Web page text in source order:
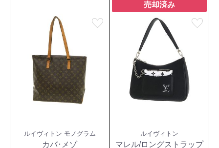
favorite
ルイヴィトン モノグラム
カバ･メゾ
売却済み
favorite
ルイヴィトン
マレル/ロングストラップ